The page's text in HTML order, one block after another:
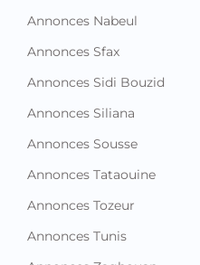
Annonces Nabeul
Annonces Sfax
Annonces Sidi Bouzid
Annonces Siliana
Annonces Sousse
Annonces Tataouine
Annonces Tozeur
Annonces Tunis